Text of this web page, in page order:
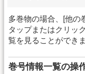
多巻物の場合、[他の
タップまたはクリッ
覧を見ることができま
巻号情報一覧の操